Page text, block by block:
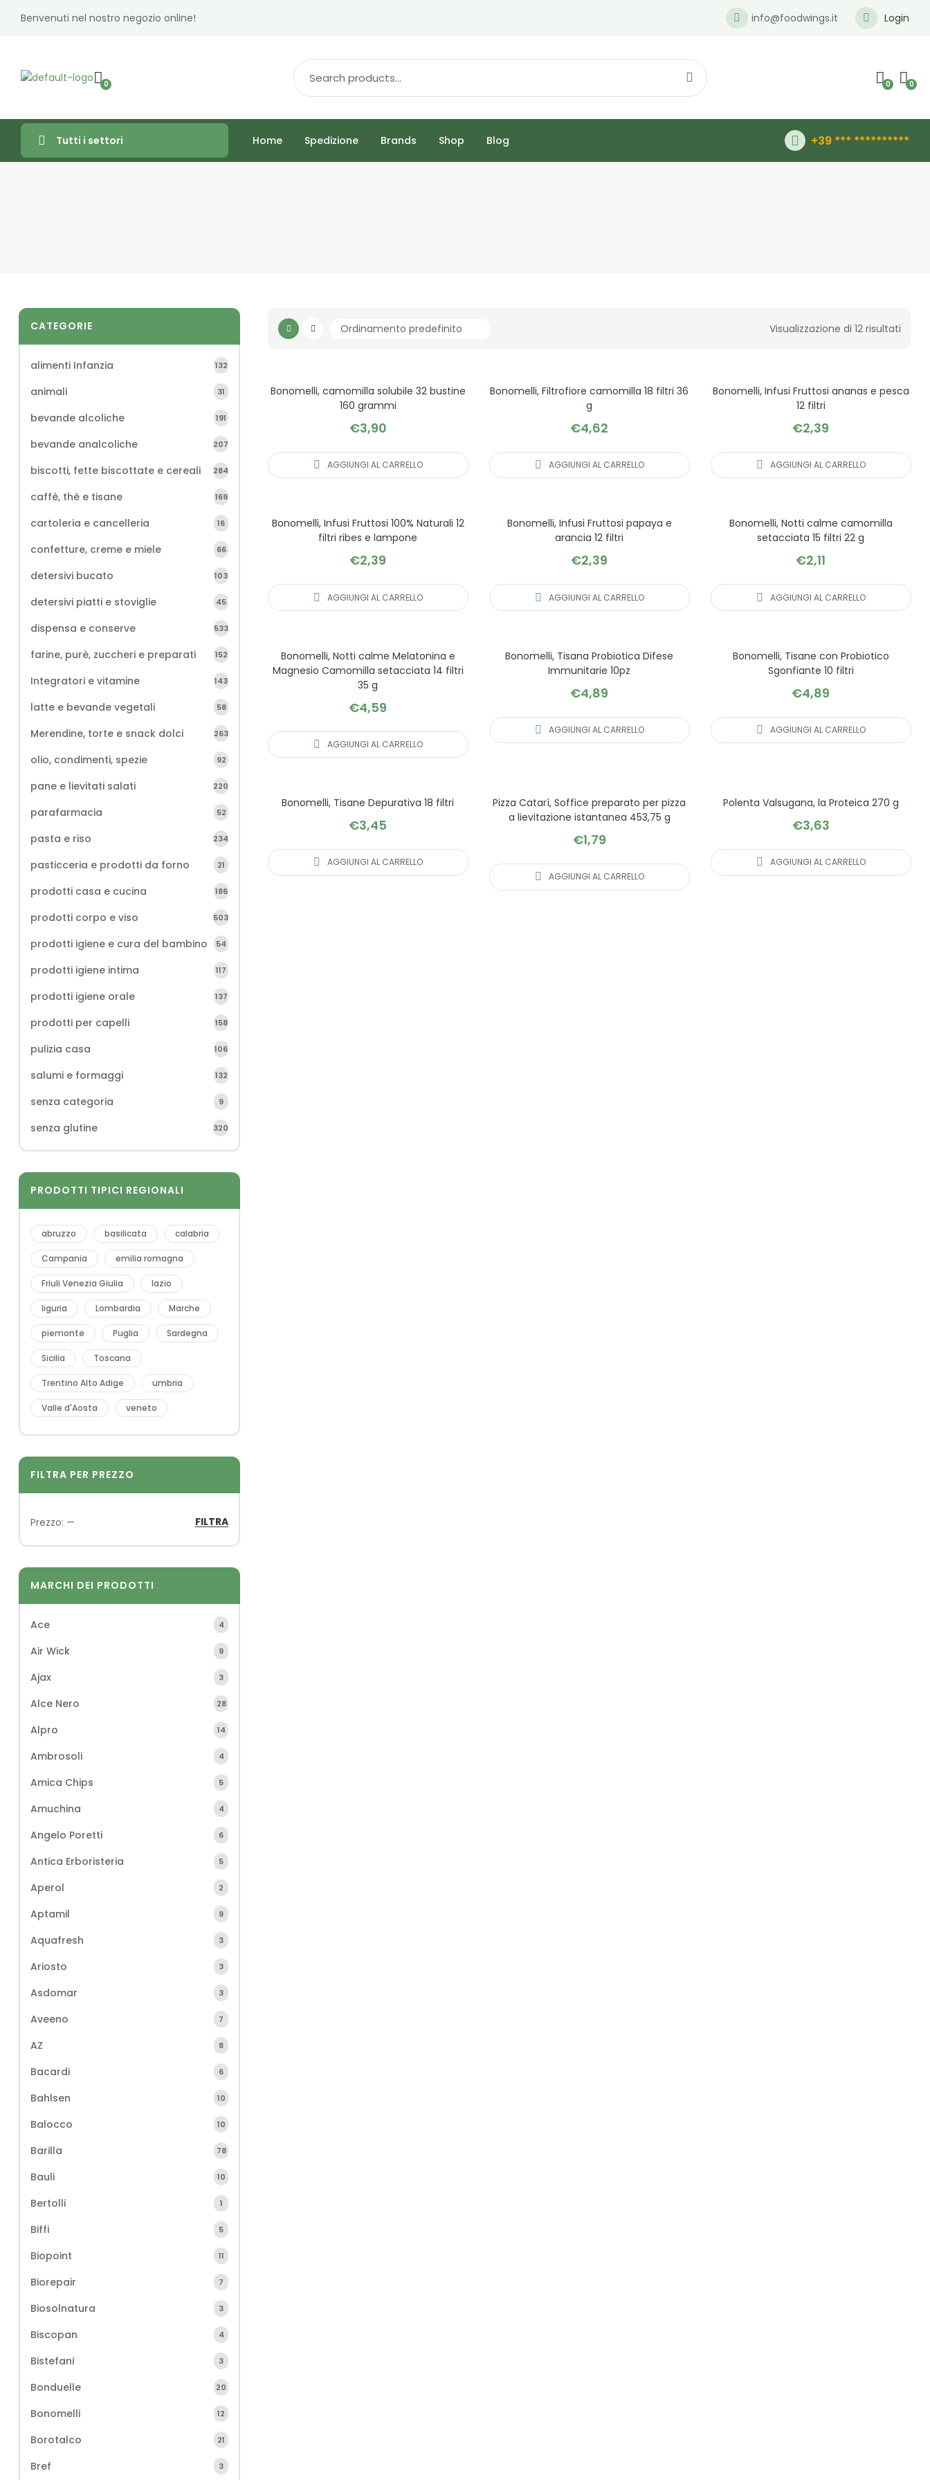
Benvenuti nel nostro negozio online! info@foodwings.it Login
0 0 0
Tutti i settori Home Spedizione Brands Shop Blog +39 *** **********
Visualizzazione di 12 risultati
Bonomelli, camomilla solubile 32 bustine
160 grammi
€3,90
AGGIUNGI AL CARRELLO
Bonomelli, Filtrofiore camomilla 18 filtri 36
g
€4,62
AGGIUNGI AL CARRELLO
Bonomelli, Infusi Fruttosi ananas e pesca
12 filtri
€2,39
AGGIUNGI AL CARRELLO
Bonomelli, Infusi Fruttosi 100% Naturali 12
filtri ribes e lampone
€2,39
AGGIUNGI AL CARRELLO
Bonomelli, Infusi Fruttosi papaya e
arancia 12 filtri
€2,39
AGGIUNGI AL CARRELLO
Bonomelli, Notti calme camomilla
setacciata 15 filtri 22 g
€2,11
AGGIUNGI AL CARRELLO
Bonomelli, Notti calme Melatonina e
Magnesio Camomilla setacciata 14 filtri
35 g
€4,59
AGGIUNGI AL CARRELLO
Bonomelli, Tisana Probiotica Difese
Immunitarie 10pz
€4,89
AGGIUNGI AL CARRELLO
Bonomelli, Tisane con Probiotico
Sgonfiante 10 filtri
€4,89
AGGIUNGI AL CARRELLO
Bonomelli, Tisane Depurativa 18 filtri
€3,45
AGGIUNGI AL CARRELLO
Pizza Catarì, Soffice preparato per pizza
a lievitazione istantanea 453,75 g
€1,79
AGGIUNGI AL CARRELLO
Polenta Valsugana, la Proteica 270 g
€3,63
AGGIUNGI AL CARRELLO
CATEGORIE
alimenti Infanzia 132
animali 31
bevande alcoliche 191
bevande analcoliche 207
biscotti, fette biscottate e cereali 284
caffè, thè e tisane 169
cartoleria e cancelleria 16
confetture, creme e miele 66
detersivi bucato 103
detersivi piatti e stoviglie 45
dispensa e conserve 533
farine, purè, zuccheri e preparati 152
Integratori e vitamine 143
latte e bevande vegetali 58
Merendine, torte e snack dolci 263
olio, condimenti, spezie 92
pane e lievitati salati 220
parafarmacia 52
pasta e riso 234
pasticceria e prodotti da forno 21
prodotti casa e cucina 186
prodotti corpo e viso 503
prodotti igiene e cura del bambino 54
prodotti igiene intima 117
prodotti igiene orale 137
prodotti per capelli 158
pulizia casa 106
salumi e formaggi 132
senza categoria 9
senza glutine 320
PRODOTTI TIPICI REGIONALI
abruzzo basilicata calabria
Campania emilia romagna
Friuli Venezia Giulia lazio
liguria Lombardia Marche
piemonte Puglia Sardegna
Sicilia Toscana
Trentino Alto Adige umbria
Valle d'Aosta veneto
FILTRA PER PREZZO
FILTRA
Prezzo: —
MARCHI DEI PRODOTTI
Ace 4
Air Wick 9
Ajax 3
Alce Nero 28
Alpro 14
Ambrosoli 4
Amica Chips 5
Amuchina 4
Angelo Poretti 6
Antica Erboristeria 5
Aperol 2
Aptamil 9
Aquafresh 3
Ariosto 3
Asdomar 3
Aveeno 7
AZ 8
Bacardi 6
Bahlsen 10
Balocco 10
Barilla 78
Bauli 10
Bertolli 1
Biffi 5
Biopoint 11
Biorepair 7
Biosolnatura 3
Biscopan 4
Bistefani 3
Bonduelle 20
Bonomelli 12
Borotalco 21
Bref 3